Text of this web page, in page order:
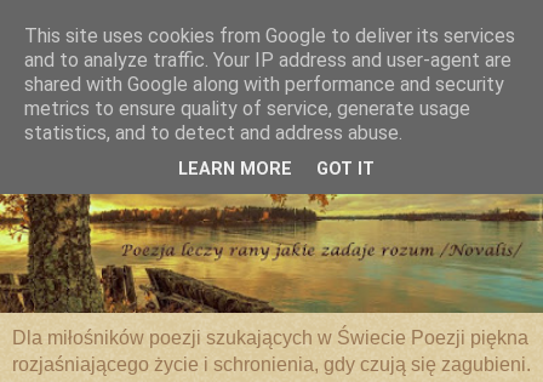
Dla miłośników poezji szukających w Świecie Poezji piękna
rozjaśniającego życie i schronienia, gdy czują się zagubieni.
This site uses cookies from Google to deliver its services
and to analyze traffic. Your IP address and user-agent are
shared with Google along with performance and security
metrics to ensure quality of service, generate usage
statistics, and to detect and address abuse.
LEARN MORE GOT IT